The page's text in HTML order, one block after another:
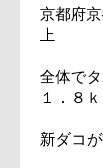
京都府
上
全体で
１．８ｋ
新ダコ